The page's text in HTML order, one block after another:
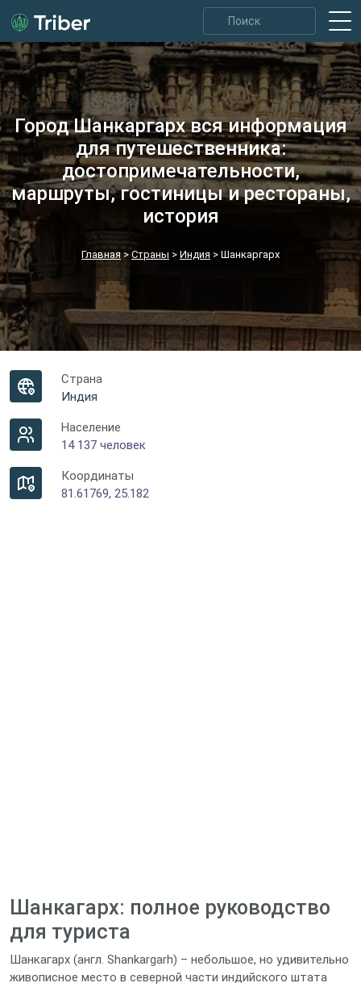
Город Шанкаргарх вся информация
для путешественника:
достопримечательности,
маршруты, гостиницы и рестораны,
история
Главная> Страны > Индия > Шанкаргарх
Страна
Индия
Население
14 137 человек
Координаты
81.61769, 25.182
Шанкагарх: полное руководство
для туриста
Шанкагарх (англ. Shankargarh) – небольшое, но удивительно
живописное место в северной части индийского штата